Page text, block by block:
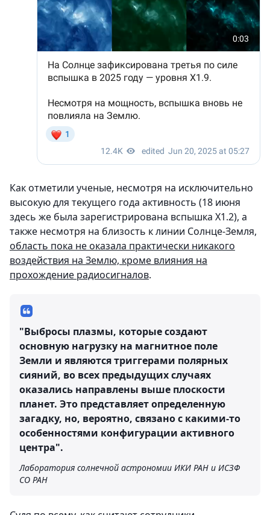
Как отметили ученые, несмотря на исключительно
высокую для текущего года активность (18 июня
здесь же была зарегистрирована вспышка X1.2), а
также несмотря на близость к линии Солнце-Земля,
область пока не оказала практически никакого
воздействия на Землю, кроме влияния на
прохождение радиосигналов.
"Выбросы плазмы, которые создают
основную нагрузку на магнитное поле
Земли и являются триггерами полярных
сияний, во всех предыдущих случаях
оказались направлены выше плоскости
планет. Это представляет определенную
загадку, но, вероятно, связано с какими-то
особенностями конфигурации активного
центра".
Лаборатория солнечной астрономии ИКИ РАН и ИСЗФ
СО РАН